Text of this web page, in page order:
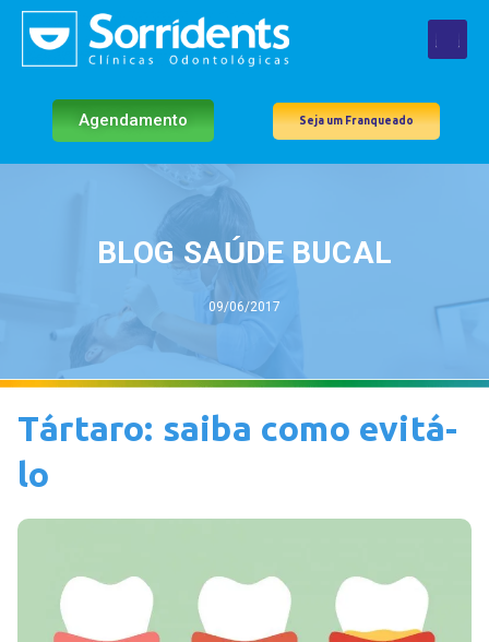
Agendamento Seja um Franqueado
BLOG SAÚDE BUCAL
09/06/2017
Tártaro: saiba como evitá-
lo